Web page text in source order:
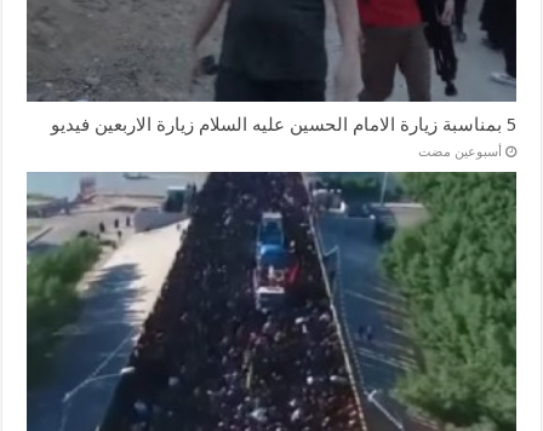
5 بمناسبة زيارة الامام الحسين عليه السلام زيارة الاربعين فيديو
‏أسبوعين مضت